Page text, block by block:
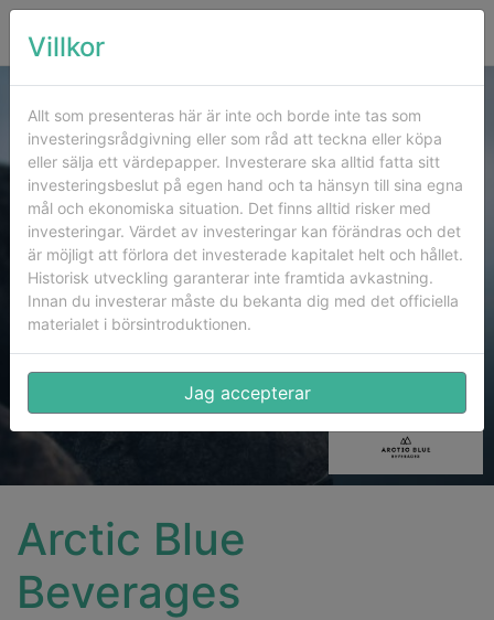
Arctic Blue
Beverages
Villkor
Allt som presenteras här är inte och borde inte tas som
investeringsrådgivning eller som råd att teckna eller köpa
eller sälja ett värdepapper. Investerare ska alltid fatta sitt
investeringsbeslut på egen hand och ta hänsyn till sina egna
mål och ekonomiska situation. Det finns alltid risker med
investeringar. Värdet av investeringar kan förändras och det
är möjligt att förlora det investerade kapitalet helt och hållet.
Historisk utveckling garanterar inte framtida avkastning.
Innan du investerar måste du bekanta dig med det officiella
materialet i börsintroduktionen.
Jag accepterar